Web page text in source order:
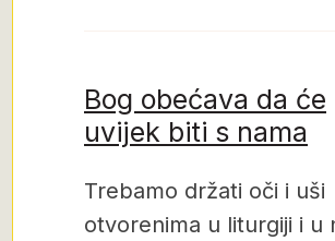
Bog obećava da će
uvijek biti s nama
Trebamo držati oči i uši
otvorenima u liturgiji i u